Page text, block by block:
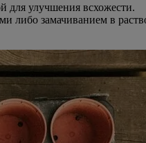
для улучшения всхожести.
либо замачиванием в